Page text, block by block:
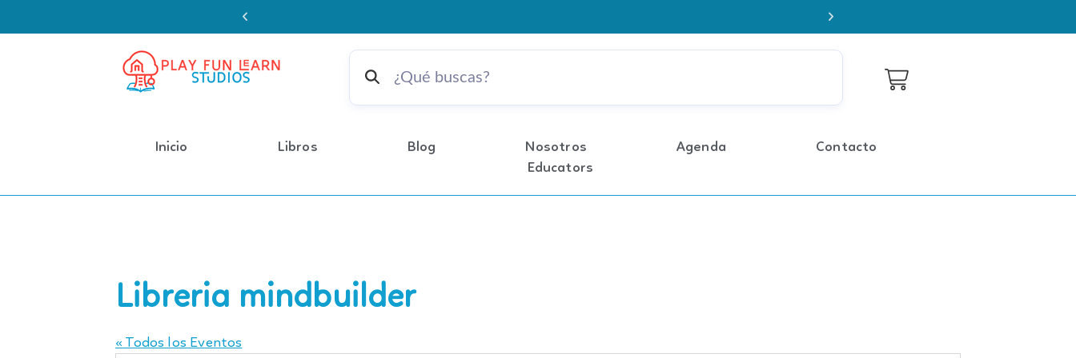
Enviamos a todo Chile Envío Gratis RM en compras
Inicio Libros Blog Nosotros Agenda
Contacto
Educators
Libreria mindbuilder
« Todos los Eventos